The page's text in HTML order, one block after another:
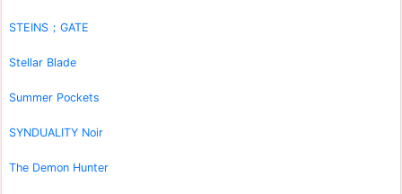
STEINS；GATE
Stellar Blade
Summer Pockets
SYNDUALITY Noir
The Demon Hunter